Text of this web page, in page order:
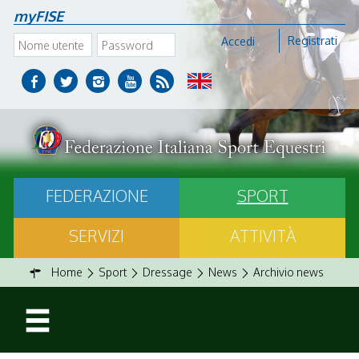
myFISE
Accedi Registrati
FEDERAZIONE
SPORT
SERVIZI
ATTIVITÀ
Home Sport Dressage News Archivio news